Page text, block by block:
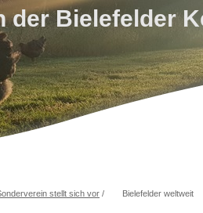
der Bielefelder
stellt sich vor / Bielefelder weltweit